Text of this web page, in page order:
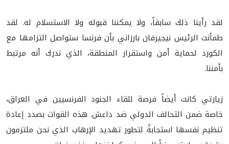
لقد رأينا ذلك سابقاً، ولا يمكننا قبوله ولا الاستسلام له. لقد
طمأنت الرئيس نيجيرفان بارزاني بأن فرنسا ستواصل التزامها مع
الكورد لحماية أمن واستقرار المنطقة، الذي ندرك أنه مرتبط
بأمننا.
زيارتي كانت أيضاً فرصة للقاء الجنود الفرنسيين في العراق،
خاصة ضمن التحالف الدولي ضد داعش. هذه القوات بصدد إعادة
تنظيم نفسها استجابةً لتطور تهديد الإرهاب الذي نحن ملتزمون